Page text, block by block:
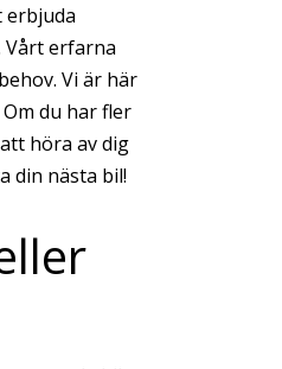
erbjuda
erfarna
Vi är här
du har fler
höra av dig
din nästa bil!